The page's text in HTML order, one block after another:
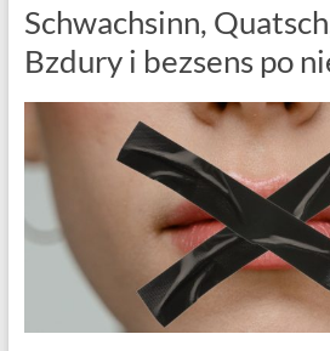
Schwachsinn,
Bzdury i bezsens po